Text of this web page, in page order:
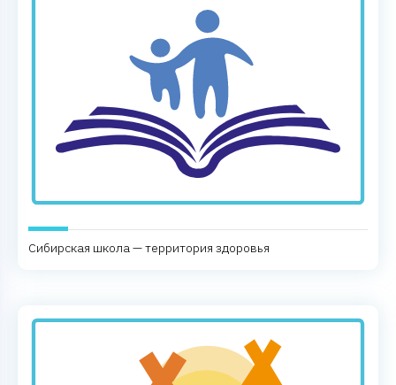
Сибирская школа — территория здоровья